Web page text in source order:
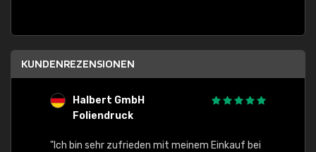
KUNDENREZENSIONEN
Halbert GmbH
Foliendruck
"Ich bin sehr zufrieden mit meinem Einkauf bei